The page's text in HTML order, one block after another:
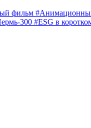
фильм
300 #ESG в